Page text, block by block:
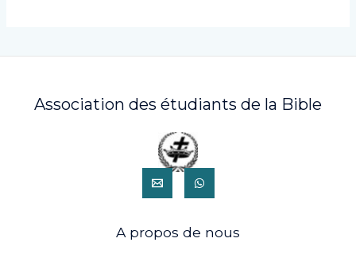
Association des étudiants de la Bible
A propos de nous